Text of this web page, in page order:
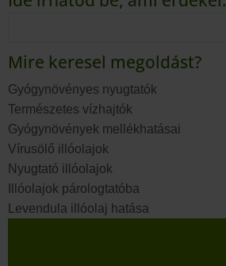
Mire keresel megoldást?
Gyógynövényes nyugtatók
Természetes vízhajtók
Gyógynövények mellékhatásai
Vírusölő illóolajok
Nyugtató illóolajok
Illóolajok párologtatóba
Levendula illóolaj hatása